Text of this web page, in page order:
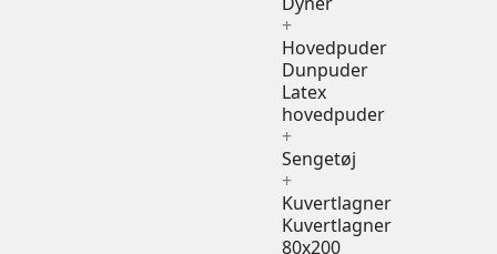
+
Hovedpuder
Dunpuder
Latex
hovedpuder
+
Sengetøj
+
Kuvertlagner
Kuvertlagner
80x200